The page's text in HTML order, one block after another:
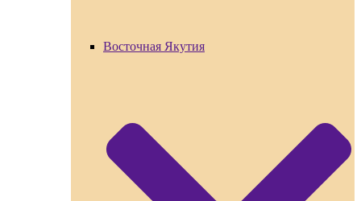
Восточная Якутия